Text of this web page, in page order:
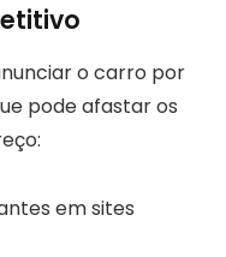
o carro por
pode afastar os
em sites